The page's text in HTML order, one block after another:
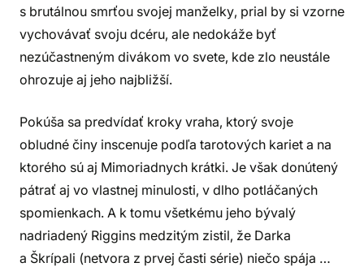
s brutálnou smrťou svojej manželky, prial by si vzorne
vychovávať svoju dcéru, ale nedokáže byť
nezúčastneným divákom vo svete, kde zlo neustále
ohrozuje aj jeho najbližší.
Pokúša sa predvídať kroky vraha, ktorý svoje
obludné činy inscenuje podľa tarotových kariet a na
ktorého sú aj Mimoriadnych krátki. Je však donútený
pátrať aj vo vlastnej minulosti, v dlho potláčaných
spomienkach. A k tomu všetkému jeho bývalý
nadriadený Riggins medzitým zistil, že Darka
a Škrípali (netvora z prvej časti série) niečo spája …